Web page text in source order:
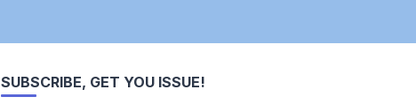
SUBSCRIBE, GET YOU ISSUE!